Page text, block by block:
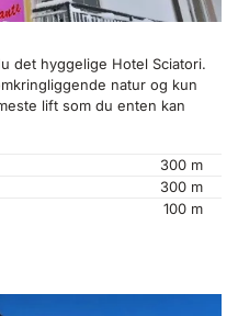
det hyggelige Hotel Sciatori.
natur og kun
lift som du enten kan
300 m
300 m
100 m